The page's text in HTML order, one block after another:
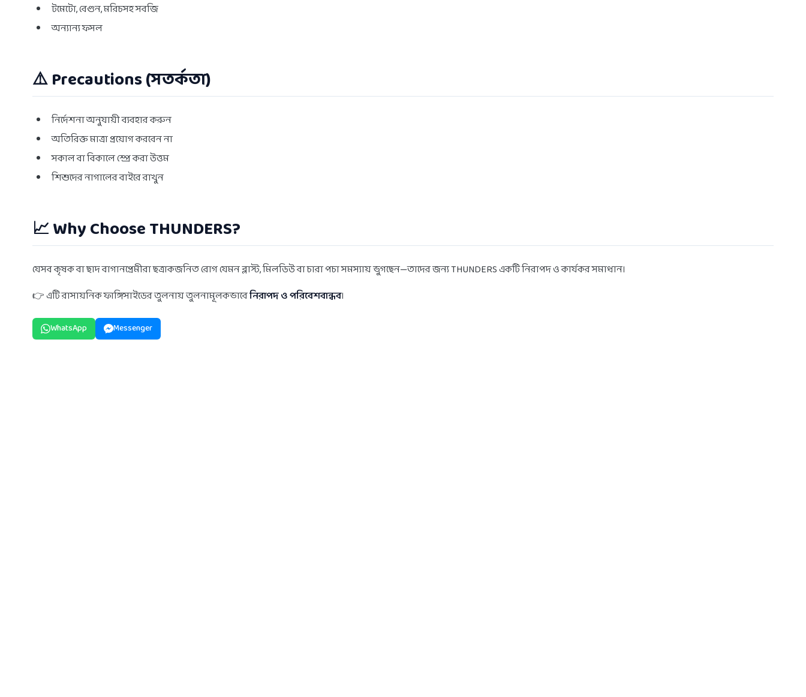
টমেটো, বেগুন, মরিচসহ সবজি
অন্যান্য ফসল
⚠️ Precautions (সতর্কতা)
নির্দেশনা অনুযায়ী ব্যবহার করুন
অতিরিক্ত মাত্রা প্রয়োগ করবেন না
সকাল বা বিকালে স্প্রে করা উত্তম
শিশুদের নাগালের বাইরে রাখুন
📈 Why Choose THUNDERS?
যেসব কৃষক বা ছাদ বাগানপ্রেমীরা ছত্রাকজনিত রোগ যেমন ব্লাস্ট, মিলডিউ বা চারা পচা সমস্যায় ভুগছেন—তাদের জন্য THUNDERS একটি নিরাপদ ও কার্যকর সমাধান।
👉 এটি রাসায়নিক ফাঙ্গিসাইডের তুলনায় তুলনামূলকভাবেনিরাপদ ও পরিবেশবান্ধব।
WhatsApp Messenger